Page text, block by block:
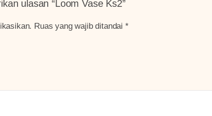
ulasan “Loom Vase Ks2”
Ruas yang wajib ditandai *